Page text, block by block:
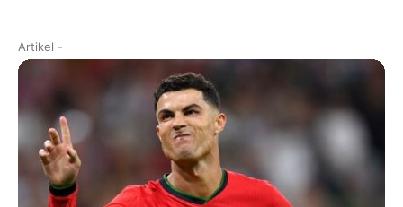
Artikel -